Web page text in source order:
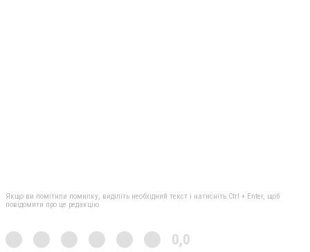
Якщо ви помітили помилку, виділіть необхідний текст і натисніть Ctrl + Enter, щоб
повідомити про це редакцію
0,0